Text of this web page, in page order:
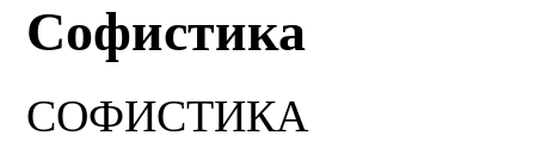
Софистика
СОФИСТИКА